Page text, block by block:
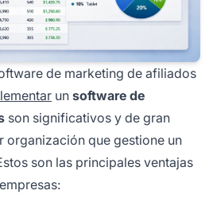
de marketing de afiliados
un software de
son significativos y de gran
organización que gestione un
son las principales ventajas